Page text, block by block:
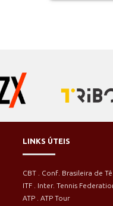
LINKS ÚTEIS
CBT . Conf. Brasileira de
ITF . Inter. Tennis
ATP . ATP Tour